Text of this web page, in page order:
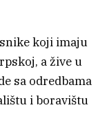
koji imaju
a žive u
sa odredbama
i boravištu